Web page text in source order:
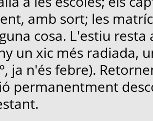
amb sort; les
cosa. L'estiu
un xic més radiada,
ja n'és febre).
permanentment